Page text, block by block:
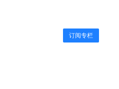
订阅专栏